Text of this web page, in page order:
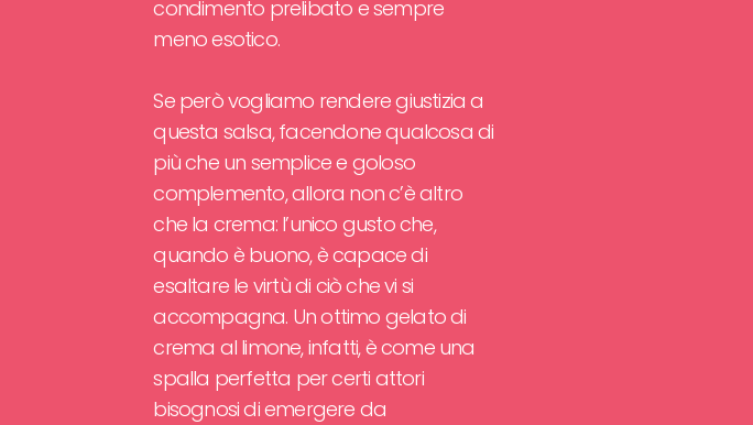
condimento prelibato e sempre
meno esotico.
Se però vogliamo rendere giustizia a
questa salsa, facendone qualcosa di
più che un semplice e goloso
complemento, allora non c’è altro
che la crema: l’unico gusto che,
quando è buono, è capace di
esaltare le virtù di ciò che vi si
accompagna. Un ottimo gelato di
crema al limone, infatti, è come una
spalla perfetta per certi attori
bisognosi di emergere da